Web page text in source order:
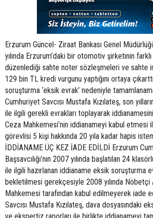
Erzurum Güncel- Ziraat Bankası Genel
yılında Erzurum’daki bir otomotiv şirketinin
düzenlediği sahte noter sözleşmeleri ve sahte
129 bin TL kredi vurgunu yaptığını ortaya
soruşturma ‘eksik evrak’ nedeniyle
Cumhuriyet Savcısı Mustafa Kızılateş, son
ile ilgili gerekli evrakları toplayarak
Ceza Mahkemesi’nin iddianameyi kabul etmesi
görevlisi 5 kişi hakkında 20 yıla kadar hapis
İDDİANAME ÜÇ KEZ İADE EDİLDİ Erzurum
Başsavcılığı’nın 2007 yılında başlatılan 24
ile ilgili hazırlanan iddianame eksik soruşturma
bekletilmesi gerekçesiyle 2008 yılında Nöbetçi
Mahkemesi tarafından kabul edilmeyerek iade
Savcısı Mustafa Kızılateş, dava dosyasındaki